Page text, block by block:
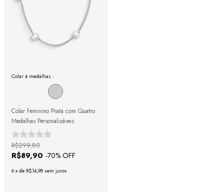
Colar 4 medalhas :
Colar Feminino Prata com Quatro
Medalhas Personalizáveis
R$89,90 -70% OFF
R$299,80
6 x de R$14,98 sem juros